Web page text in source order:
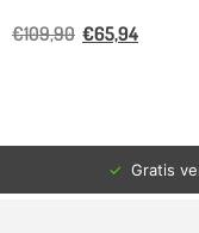
€109,90 €65,94
✓ Gratis